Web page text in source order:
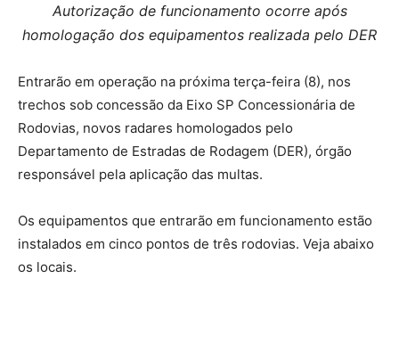
Autorização de funcionamento ocorre após
homologação dos equipamentos realizada pelo DER
Entrarão em operação na próxima terça-feira (8), nos
trechos sob concessão da Eixo SP Concessionária de
Rodovias, novos radares homologados pelo
Departamento de Estradas de Rodagem (DER), órgão
responsável pela aplicação das multas.
Os equipamentos que entrarão em funcionamento estão
instalados em cinco pontos de três rodovias. Veja abaixo
os locais.